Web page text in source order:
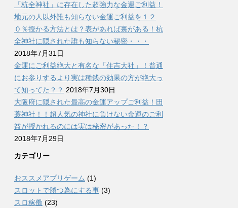
「杭全神社」に存在した超強力な金運ご利益！
地元の人以外誰も知らない金運ご利益を１２
０％授かる方法とは？表があれば裏がある！杭
全神社に隠された誰も知らない秘密・・・
2018年7月31日
金運にご利益絶大と有名な「住吉大社」！普通
にお参りするより実は種銭の効果の方が絶大っ
て知ってた？？ 2018年7月30日
大阪府に隠された最高の金運アップご利益！田
蓑神社！！超人気の神社に負けない金運のご利
益が授かれるのには実は秘密があった！？
2018年7月29日
カテゴリー
おススメアプリゲーム (1)
スロットで勝つ為にする事 (3)
スロ稼働 (23)